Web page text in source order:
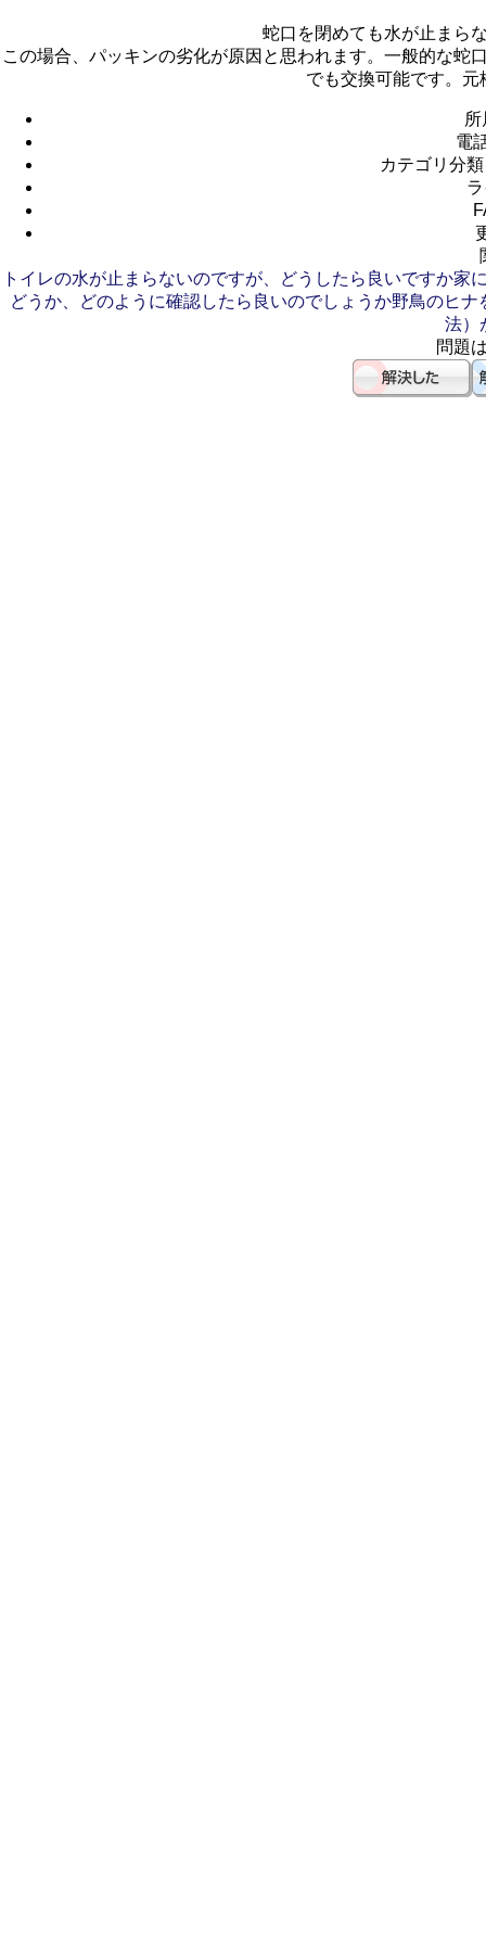
蛇口を閉めても水が止まら
この場合、パッキンの劣化が原因と思われます。一般的な蛇
でも交換可能です。
電
カテゴリ分
トイレの水が止まらないのですが、どうしたら良いですか家
どうか、どのように確認したら良いのでしょうか野鳥のヒナ
法）
問題